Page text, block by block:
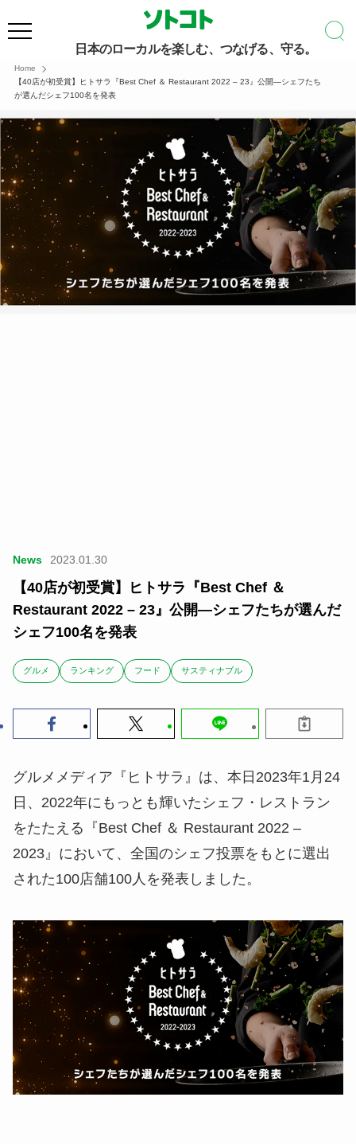
日本のローカルを楽しむ、つなげる、守る。
Home
【40店が初受賞】ヒトサラ『Best Chef ＆ Restaurant 2022 – 23』公開―シェフたち
が選んだシェフ100名を発表
News 2023.01.30
【40店が初受賞】ヒトサラ『Best Chef ＆
Restaurant 2022 – 23』公開―シェフたちが選んだ
シェフ100名を発表
グルメ ランキング フード サスティナブル
グルメメディア『ヒトサラ』は、本日2023年1月24
日、2022年にもっとも輝いたシェフ・レストラン
をたたえる『Best Chef ＆ Restaurant 2022 –
2023』において、全国のシェフ投票をもとに選出
された100店舗100人を発表しました。